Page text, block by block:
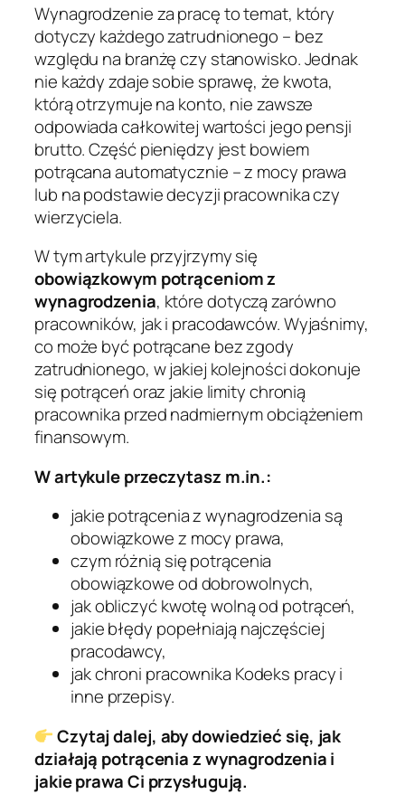
Wynagrodzenie za pracę to temat, który
dotyczy każdego zatrudnionego – bez
względu na branżę czy stanowisko. Jednak
nie każdy zdaje sobie sprawę, że kwota,
którą otrzymuje na konto, nie zawsze
odpowiada całkowitej wartości jego pensji
brutto. Część pieniędzy jest bowiem
potrącana automatycznie – z mocy prawa
lub na podstawie decyzji pracownika czy
wierzyciela.
W tym artykule przyjrzymy się
obowiązkowym potrąceniom z
wynagrodzenia, które dotyczą zarówno
pracowników, jak i pracodawców. Wyjaśnimy,
co może być potrącane bez zgody
zatrudnionego, w jakiej kolejności dokonuje
się potrąceń oraz jakie limity chronią
pracownika przed nadmiernym obciążeniem
finansowym.
W artykule przeczytasz m.in.:
jakie potrącenia z wynagrodzenia są
obowiązkowe z mocy prawa,
czym różnią się potrącenia
obowiązkowe od dobrowolnych,
jak obliczyć kwotę wolną od potrąceń,
jakie błędy popełniają najczęściej
pracodawcy,
jak chroni pracownika Kodeks pracy i
inne przepisy.
Czytaj dalej, aby dowiedzieć się, jak
działają potrącenia z wynagrodzenia i
jakie prawa Ci przysługują.